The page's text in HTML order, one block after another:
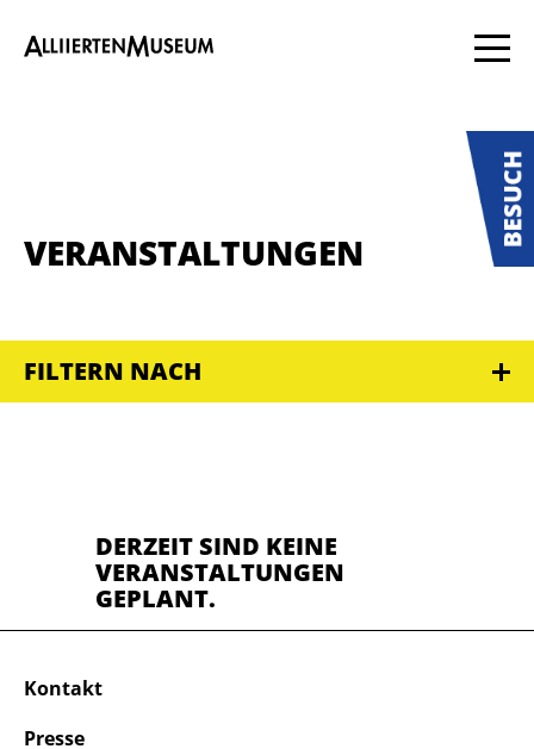
VERANSTALTUNGEN
FILTERN NACH
DERZEIT SIND KEINE
VERANSTALTUNGEN
GEPLANT.
Kontakt
Presse